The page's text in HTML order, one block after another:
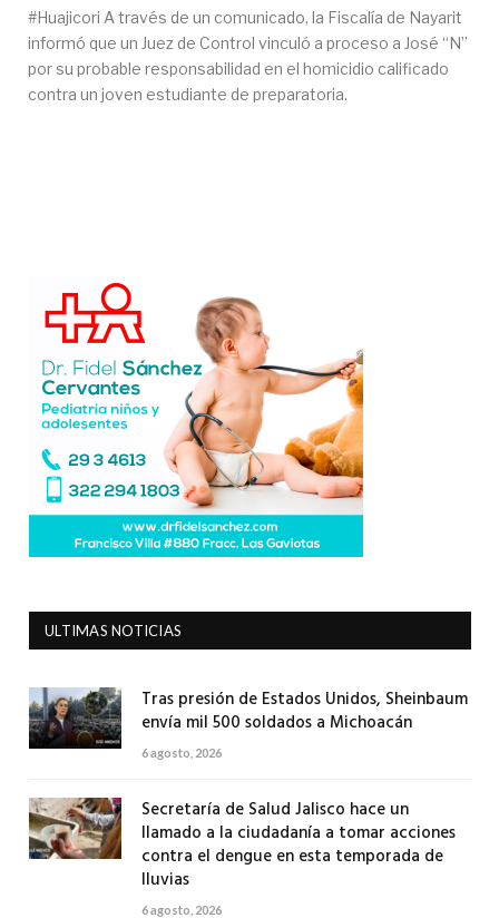
#Huajicori A través de un comunicado, la Fiscalía de Nayarit
informó que un Juez de Control vinculó a proceso a José “N”
por su probable responsabilidad en el homicidio calificado
contra un joven estudiante de preparatoria.
ULTIMAS NOTICIAS
Tras presión de Estados Unidos, Sheinbaum
envía mil 500 soldados a Michoacán
6 agosto, 2026
Secretaría de Salud Jalisco hace un
llamado a la ciudadanía a tomar acciones
contra el dengue en esta temporada de
lluvias
6 agosto, 2026